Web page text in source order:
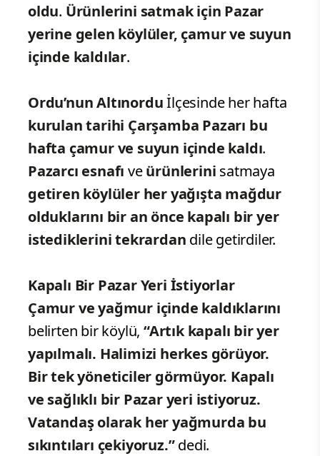
oldu. Ürünlerini satmak için Pazar
yerine gelen köylüler, çamur ve suyun
içinde kaldılar.
Ordu’nun Altınorduİlçesinde her hafta
kurulan tarihi Çarşamba Pazarı bu
hafta çamur ve suyun içinde kaldı.
Pazarcı esnafı veürünlerini satmaya
getiren köylüler her yağışta mağdur
olduklarını bir an önce kapalı bir yer
istediklerini tekrardan dile getirdiler.
Kapalı Bir Pazar Yeri İstiyorlar
Çamur ve yağmur içinde kaldıklarını
belirten bir köylü, “Artık kapalı bir yer
yapılmalı. Halimizi herkes görüyor.
Bir tek yöneticiler görmüyor. Kapalı
ve sağlıklı bir Pazar yeri istiyoruz.
Vatandaş olarak her yağmurda bu
sıkıntıları çekiyoruz.”dedi.